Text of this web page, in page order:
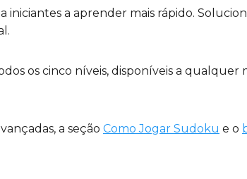
iniciantes a aprender mais rápido.
os cinco níveis, disponíveis a qualquer
a seção Como Jogar Sudoku e o